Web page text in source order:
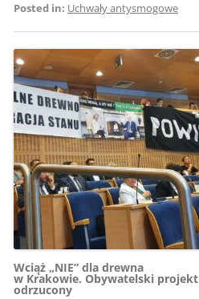
Posted in: Uchwały antysmogowe
Wciąż „NIE” dla drewna
w Krakowie. Obywatelski projekt
odrzucony